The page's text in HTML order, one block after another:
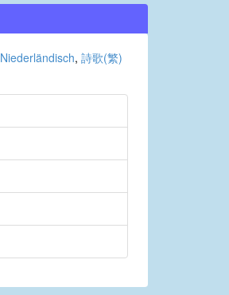
Niederländisch, 詩歌(繁)